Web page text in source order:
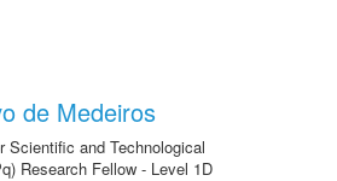
de Medeiros
Scientific and Technological
Research Fellow - Level 1D